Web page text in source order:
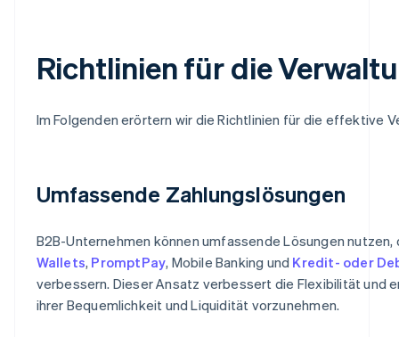
Richtlinien für die
Im Folgenden erörtern wir die Richtlinien für die effektive
Umfassende Zahlungslösungen
B2B-Unternehmen können umfassende Lösungen
Wallets, PromptPay, Mobile Banking und Kredit- oder
verbessern. Dieser Ansatz verbessert die Flexibilität und
ihrer Bequemlichkeit und Liquidität vorzunehmen.